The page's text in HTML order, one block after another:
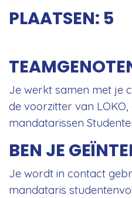
PLAATSEN: 5
Je werkt samen met je
de voorzitter van
mandatarissen
BEN JE
Je wordt in contact
mandataris